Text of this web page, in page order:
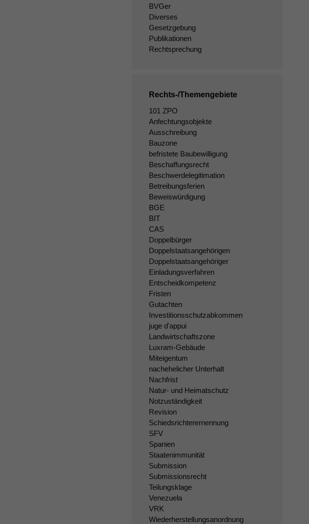
BVGer
Diverses
Gesetzgebung
Publikationen
Rechtsprechung
Rechts-/Themengebiete
101 ZPO
Anfechtungsobjekte
Ausschreibung
Bauzone
befristete Baubewilligung
Beschaffungsrecht
Beschwerdelegitimation
Betreibungsferien
Beweiswürdigung
BGE
BIT
CAS
Doppelbürger
Doppelstaatsangehörigen
Doppelstaatsangehöriger
Einladungsverfahren
Entscheidkompetenz
Fristen
Gutachten
Investitionsschutzabkommen
juge d'appui
Landwirtschaftszone
Luxram-Gebäude
Miteigentum
nachehelicher Unterhalt
Nachfrist
Natur- und Heimatschutz
Notzuständigkeit
Revision
Schiedsrichterernennung
SFV
Spanien
Staatenimmunität
Submission
Submissionsrecht
Teilungsklage
Venezuela
VRK
Wiederherstellungsanordnung